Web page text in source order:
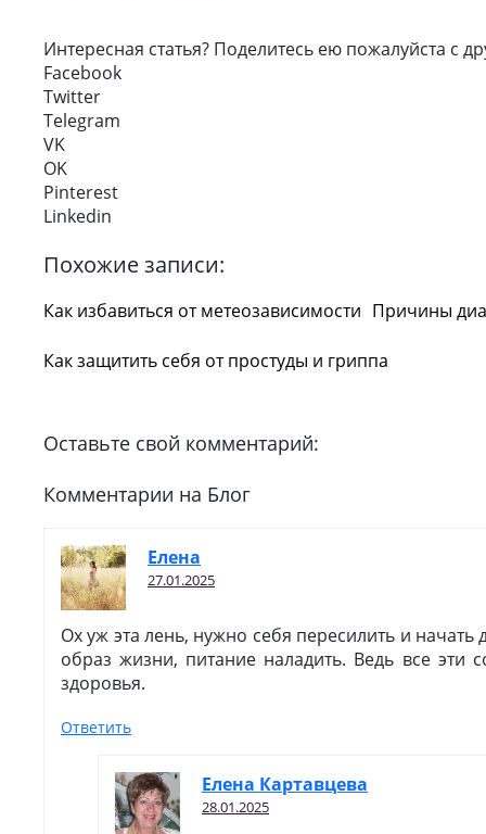
Интересная статья? Поделитесь ею пожалуйста с
Facebook
Twitter
Telegram
VK
OK
Pinterest
Linkedin
Похожие записи:
Как избавиться от метеозависимости Причины
Как защитить себя от простуды и гриппа
Оставьте свой комментарий:
Комментарии на Блог
Елена
27.01.2025
Ох уж эта лень, нужно себя пересилить и
образ жизни, питание наладить. Ведь все эти
здоровья.
Ответить
Елена Картавцева
28.01.2025